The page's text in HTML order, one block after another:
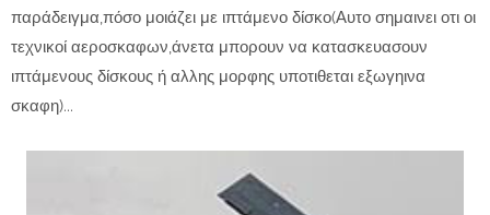
παράδειγμα,πόσο μοιάζει με ιπτάμενο δίσκο(Αυτο σημαινει οτι οι
τεχνικοί αεροσκαφων,άνετα μπορουν να κατασκευασουν
ιπτάμενους δίσκους ή αλλης μορφης υποτιθεται εξωγηινα
σκαφη)...